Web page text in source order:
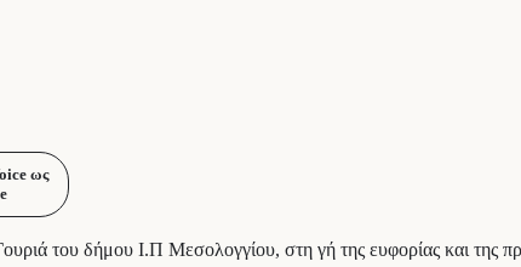
ως
του δήμου Ι.Π Μεσολογγίου, στη γή της ευφορίας και της